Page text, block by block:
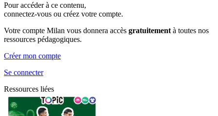
Pour accéder à ce contenu,
connectez-vous ou créez votre compte.
Votre compte Milan vous donnera accès gratuitement à toutes nos
ressources pédagogiques.
Créer mon compte
Se connecter
Ressources liées